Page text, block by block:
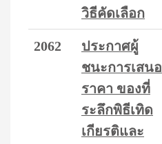
วิธีคัดเลือก
2062
ประกาศผู้
ชนะการเสนอ
ราคา ของที่
ระลึกพิธีเทิด
เกียรติและ